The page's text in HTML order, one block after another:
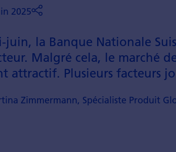
2025
juin, la Banque Nationale
Malgré cela, le marché
attractif. Plusieurs facteurs
Zimmermann, Spécialiste Produit